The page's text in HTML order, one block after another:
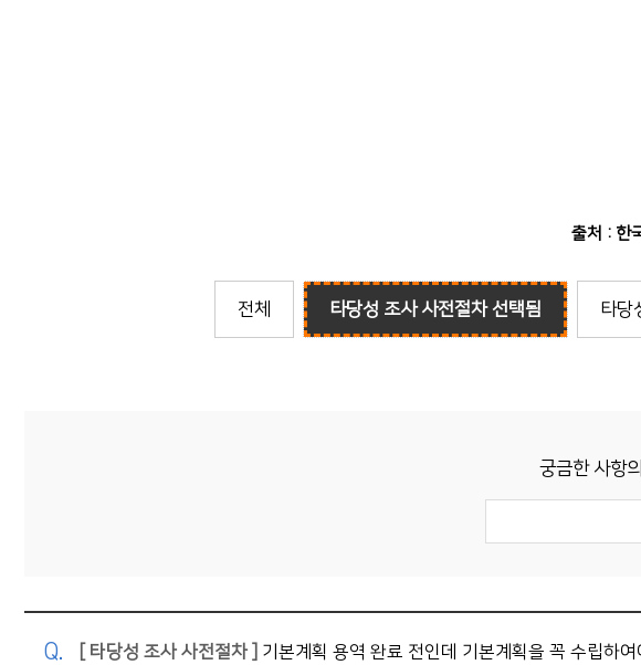
출처 : 한
전체 타당성 조사 사전절차선택됨 타당
궁금한 사항의
[ 타당성 조사 사전절차 ]
기본계획 용역 완료 전인데 기본계획을 꼭 수립하